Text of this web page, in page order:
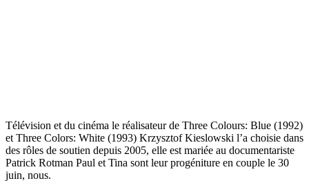
Télévision et du cinéma le réalisateur de Three Colours: Blue (1992)
et Three Colors: White (1993) Krzysztof Kieslowski l’a choisie dans
des rôles de soutien depuis 2005, elle est mariée au documentariste
Patrick Rotman Paul et Tina sont leur progéniture en couple le 30
juin, nous.